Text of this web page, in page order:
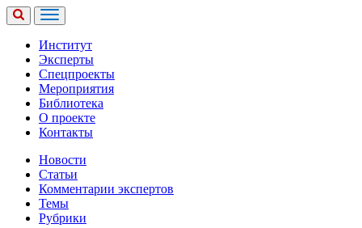
Институт
Эксперты
Спецпроекты
Мероприятия
Библиотека
О проекте
Контакты
Новости
Статьи
Комментарии экспертов
Темы
Рубрики